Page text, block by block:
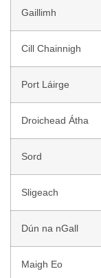
Gaillimh
Cill Chainnigh
Port Láirge
Droichead Átha
Sord
Sligeach
Dún na nGall
Maigh Eo